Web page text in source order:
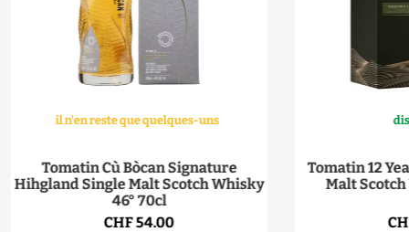
il n'en reste que quelques-uns
Tomatin Cù Bòcan Signature
Hihgland Single Malt Scotch Whisky
46° 70cl
CHF 54.00
Tomatin 12
Malt